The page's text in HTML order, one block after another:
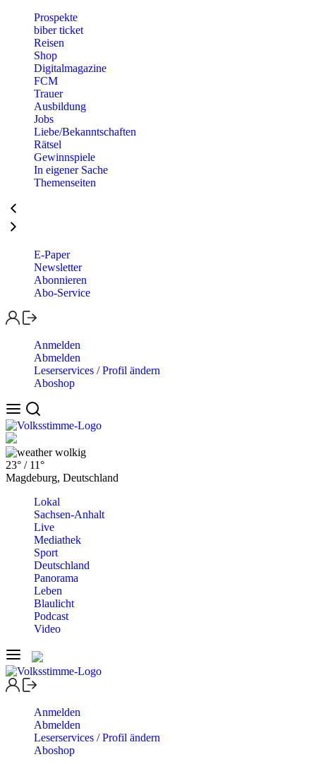
Prospekte
biber ticket
Reisen
Shop
Digitalmagazine
FCM
Trauer
Ausbildung
Jobs
Liebe/Bekanntschaften
Rätsel
Gewinnspiele
In eigener Sache
Themenseiten
E-Paper
Newsletter
Abonnieren
Abo-Service
Anmelden
Abmelden
Leserservices / Profil ändern
Aboshop
wolkig
23° / 11°
Magdeburg, Deutschland
Lokal
Sachsen-Anhalt
Live
Mediathek
Sport
Deutschland
Panorama
Leben
Blaulicht
Podcast
Video
Anmelden
Abmelden
Leserservices / Profil ändern
Aboshop